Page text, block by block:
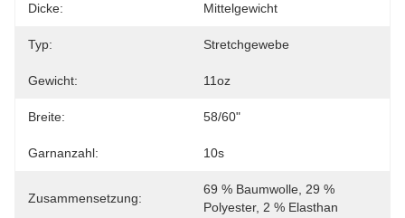
Dicke: Mittelgewicht
Typ: Stretchgewebe
Gewicht: 11oz
Breite: 58/60"
Garnanzahl: 10s
Zusammensetzung:
69 % Baumwolle, 29 %
Polyester, 2 % Elasthan